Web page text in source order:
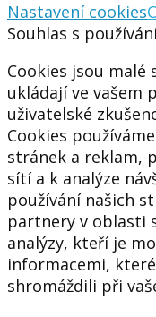
Nastavení cookies
Souhlas s
Cookies jsou malé
ukládají ve vašem
uživatelské
Cookies
stránek a reklam,
sítí a k analýze
používání našich
partnery v oblasti
analýzy, kteří je
informacemi,
shromáždili při